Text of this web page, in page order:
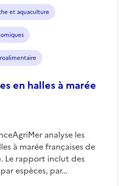
et aquaculture
en halles à marée
analyse les
à marée françaises de
Le rapport inclut des
espèces, par…